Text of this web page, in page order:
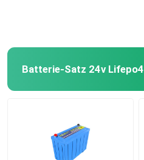
Batterie-Satz 24v Lifepo4